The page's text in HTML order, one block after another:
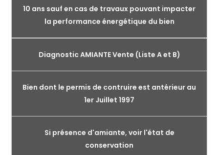
10 ans sauf en cas de travaux pouvant impacter
la performance énergétique du bien
Diagnostic AMIANTE Vente (Liste A et B)
Bien dont le permis de contruire est antérieur au
1er Juillet 1997
Si présence d'amiante, voir l'état de
conservation